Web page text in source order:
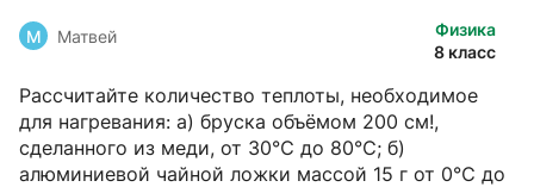
Физика
8 класс
М Матвей
Рассчитайте количество теплоты, необходимое
для нагревания: а) бруска объёмом 200 см!,
сделанного из меди, от 30℃ до 80℃; б)
алюминиевой чайной ложки массой 15 г от 0℃ до